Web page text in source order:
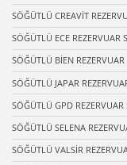
SÖĞÜTLÜ CREAVİT
SÖĞÜTLÜ ECE REZERVUAR
SÖĞÜTLÜ BİEN REZERVUAR
SÖĞÜTLÜ JAPAR
SÖĞÜTLÜ GPD REZERVUAR
SÖĞÜTLÜ SELENA
SÖĞÜTLÜ VALSİR